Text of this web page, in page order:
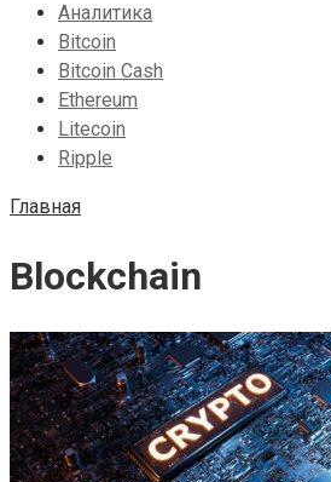
Аналитика
Bitcoin
Bitcoin Cash
Ethereum
Litecoin
Ripple
Главная
Blockchain